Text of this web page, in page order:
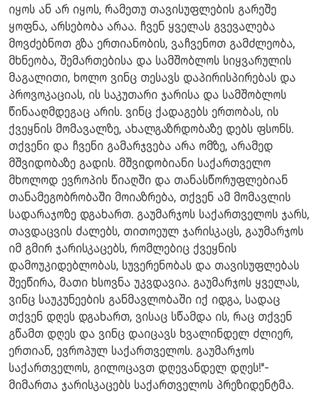
იყოს ან არ იყოს, რამეთუ თავისუფლების გარეშე
ყოფნა, არსებობა არაა. ჩვენ ყველას გვევალება
მოვძებნოთ გზა ერთიანობის, ვაჩვენოთ გამძლეობა,
მხნეობა, შემართებისა და სამშობლოს სიყვარულის
მაგალითი, ხოლო ვინც თესავს დაპირისპირებას და
პროვოკაციას, ის საკუთარი ჯარისა და სამშობლოს
წინააღმდეგაც არის. ვინც ქადაგებს ერთობას, ის
ქვეყნის მომავალზე, ახალგაზრდობაზე დებს ფსონს.
თქვენი და ჩვენი გამარჯვება არა ომზე, არამედ
მშვიდობაზე გადის. მშვიდობიანი საქართველო
მხოლოდ ევროპის წიაღში და თანასწორუფლებიან
თანამეგობრობაში მოიაზრება, თქვენ ამ მომავლის
სადარაჯოზე დგახართ. გაუმარჯოს საქართველოს ჯარს,
თავდაცვის ძალებს, თითოეულ ჯარისკაცს, გაუმარჯოს
იმ გმირ ჯარისკაცებს, რომლებიც ქვეყნის
დამოუკიდებლობას, სუვერენობას და თავისუფლებას
შეეწირა, მათი ხსოვნა უკვდავია. გაუმარჯოს ყველას,
ვინც საუკუნეების განმავლობაში იქ იდგა, სადაც
თქვენ დღეს დგახართ, ვისაც სწამდა ის, რაც თქვენ
გწამთ დღეს და ვინც დაიცავს ხვალინდელ ძლიერ,
ერთიან, ევროპულ საქართველოს. გაუმარჯოს
საქართველოს, გილოცავთ დღევანდელ დღეს!"-
მიმართა ჯარისკაცებს საქართველოს პრეზიდენტმა.